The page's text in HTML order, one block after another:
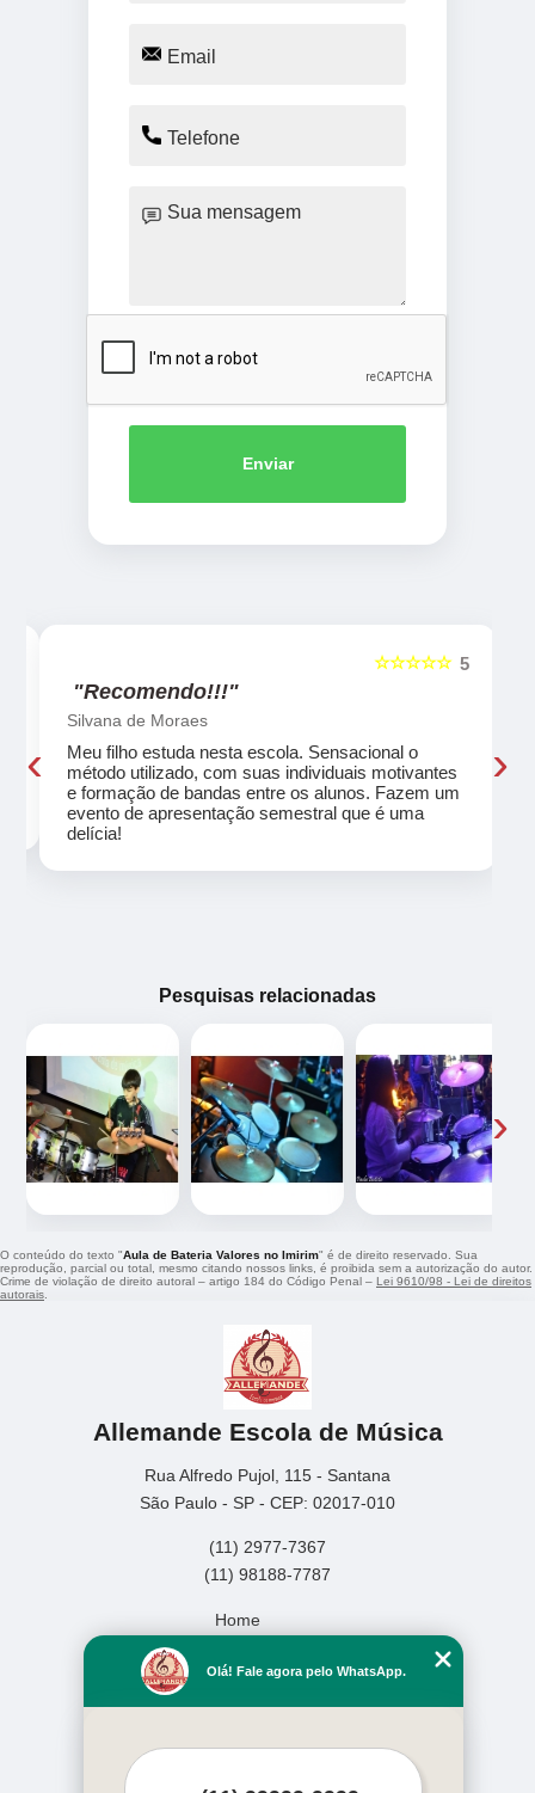
Enviar
5
☆☆☆☆☆
"Recomendo!!!"
Silvana de Moraes
Meu filho estuda nesta escola. Sensacional o
método utilizado, com suas individuais motivantes
e formação de bandas entre os alunos. Fazem um
evento de apresentação semestral que é uma
delícia!
‹ ›
Pesquisas relacionadas
‹ ›
O conteúdo do texto "Aula de Bateria Valores no Imirim" é de direito reservado. Sua
reprodução, parcial ou total, mesmo citando nossos links, é proibida sem a autorização do autor.
Crime de violação de direito autoral – artigo 184 do Código Penal – Lei 9610/98 - Lei de direitos
autorais
Allemande Escola de Música
Rua Alfredo Pujol, 115 - Santana
São Paulo - SP - CEP: 02017-010
(11) 2977-7367
(11) 98188-7787
Home
Missão
Olá! Fale agora pelo WhatsApp.